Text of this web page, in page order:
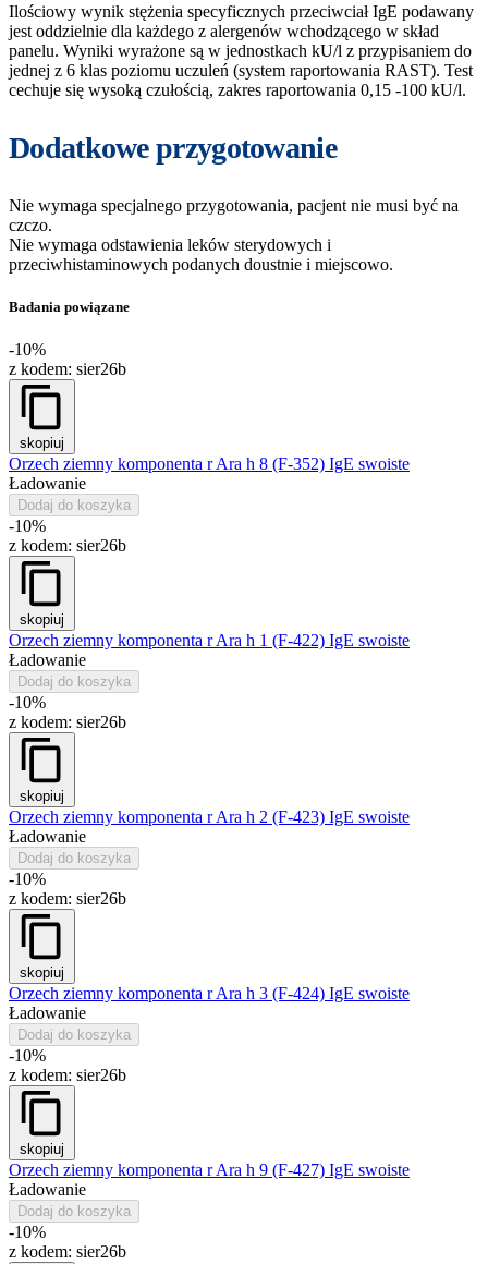
Ilościowy wynik stężenia specyficznych przeciwciał IgE podawany
jest oddzielnie dla każdego z alergenów wchodzącego w skład
panelu. Wyniki wyrażone są w jednostkach kU/l z przypisaniem do
jednej z 6 klas poziomu uczuleń (system raportowania RAST). Test
cechuje się wysoką czułością, zakres raportowania 0,15 -100 kU/l.
Dodatkowe przygotowanie
Nie wymaga specjalnego przygotowania, pacjent nie musi być na
czczo.
Nie wymaga odstawienia leków sterydowych i
przeciwhistaminowych podanych doustnie i miejscowo.
Badania powiązane
-10%
z kodem: sier26b
skopiuj
Orzech ziemny komponenta r Ara h 8 (F-352) IgE swoiste
Ładowanie
Dodaj do koszyka
-10%
z kodem: sier26b
skopiuj
Orzech ziemny komponenta r Ara h 1 (F-422) IgE swoiste
Ładowanie
Dodaj do koszyka
-10%
z kodem: sier26b
skopiuj
Orzech ziemny komponenta r Ara h 2 (F-423) IgE swoiste
Ładowanie
Dodaj do koszyka
-10%
z kodem: sier26b
skopiuj
Orzech ziemny komponenta r Ara h 3 (F-424) IgE swoiste
Ładowanie
Dodaj do koszyka
-10%
z kodem: sier26b
skopiuj
Orzech ziemny komponenta r Ara h 9 (F-427) IgE swoiste
Ładowanie
Dodaj do koszyka
-10%
z kodem: sier26b